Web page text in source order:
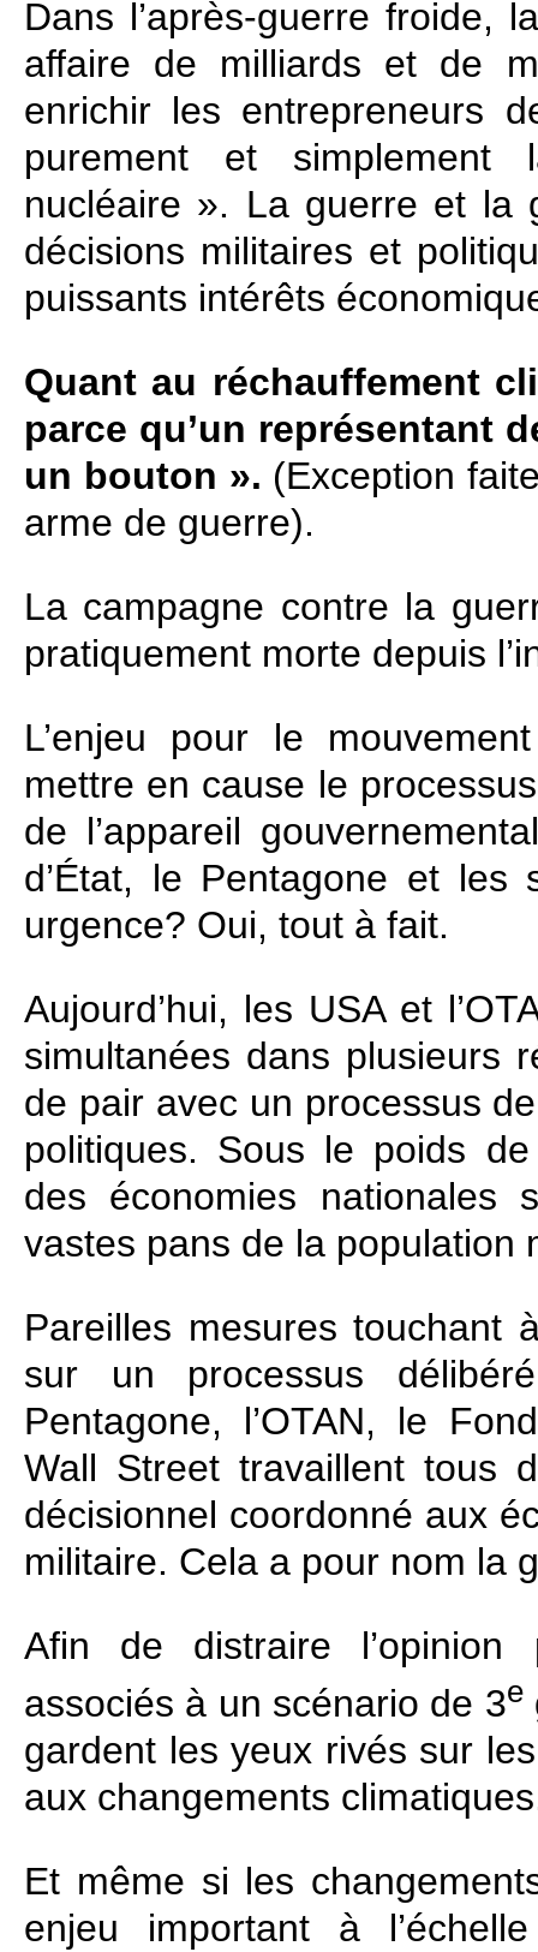
Dans l’après‑guerre froide,
affaire de milliards et de
enrichir les entrepreneurs
purement et
nucléaire ». La guerre et la
décisions militaires et
puissants intérêts
Quant au réchauffement
parce qu’un représentant
un bouton ». (Exception
arme de guerre).
La campagne contre la
pratiquement morte depuis
L’enjeu pour le
mettre en cause le
de l’appareil
d’État, le Pentagone et les
urgence? Oui, tout à fait.
Aujourd’hui, les USA et
simultanées dans plusieurs
de pair avec un processus
politiques. Sous le poids
des économies
vastes pans de la population
Pareilles mesures touchant
sur un processus
Pentagone, l’OTAN, le
Wall Street travaillent tous
décisionnel coordonné aux
militaire. Cela a pour nom la
Afin de distraire
associés à un scénario de 3e
gardent les yeux rivés sur
aux changements
Et même si les
enjeu important à